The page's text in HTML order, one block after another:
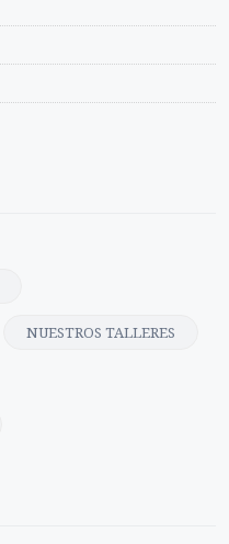
NUESTROS TALLERES